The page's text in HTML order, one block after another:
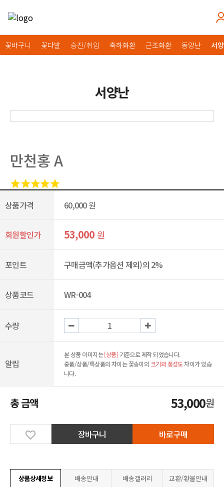
꽃바구니 꽃다발 승진/취임 축하화환 근조화환 동양난 서
서양난
만천홍 A
상품가격 60,000원
회원할인가 53,000원
포인트 구매금액(추가옵션 제외)의 2%
상품코드 WR-004
수량
알림
본 상품 이미지는[상품] 기준으로 제작 되었습니다.
중품/상품/특상품의 차이는 꽃송이의 크기와 풍성도차이가 있습
니다.
총 금액 53,000원
장바구니 바로구매
상품상세정보 배송안내 배송갤러리 교환/환불안내